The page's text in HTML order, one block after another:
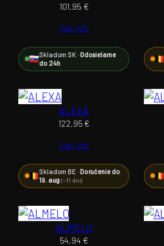
101,95 €
Viac info
Skladom SK ·Odosielame
do 24h
ALEXA
122,95 €
Viac info
Skladom BE ·Doručenie do
19. aug(~11 dní)
ALMELO
54,94 €